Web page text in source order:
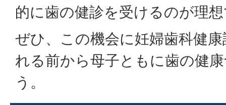
的に歯の健診を受けるのが理
ぜひ、この機会に妊婦歯科健
れる前から母子ともに歯の健
う。